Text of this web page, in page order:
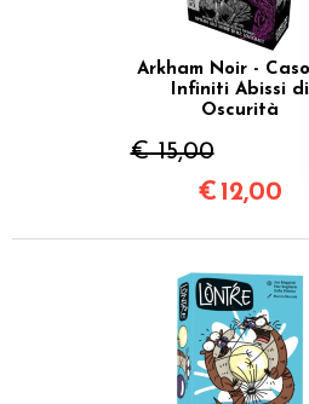
Arkham Noir - Caso
Infiniti Abissi di
Oscurità
€ 15,00
€ 12,00